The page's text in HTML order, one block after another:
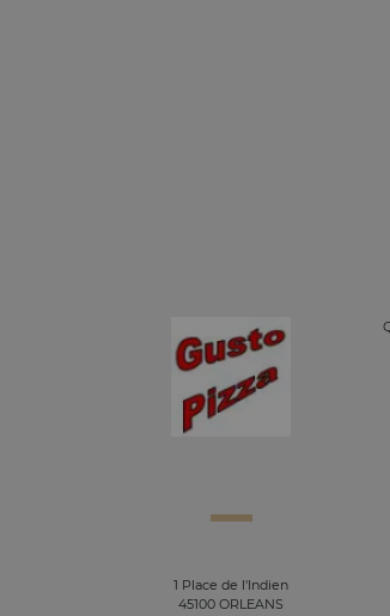
1 Place de l'Indien
45100 ORLEANS